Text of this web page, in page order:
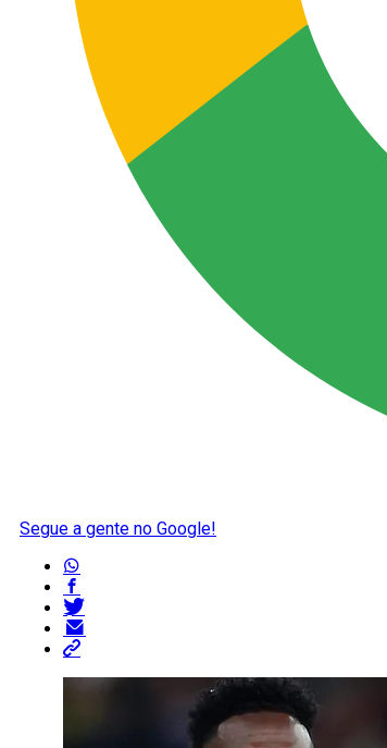
Segue a gente no Google!